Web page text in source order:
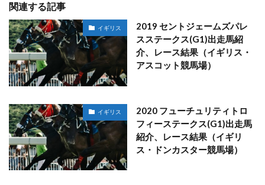
関連する記事
イギリス
2019 セントジェームズパレ
スステークス(G1)出走馬紹
介、レース結果（イギリス・
アスコット競馬場）
イギリス
2020 フューチュリティトロ
フィーステークス(G1)出走馬
紹介、レース結果（イギリ
ス・ドンカスター競馬場）